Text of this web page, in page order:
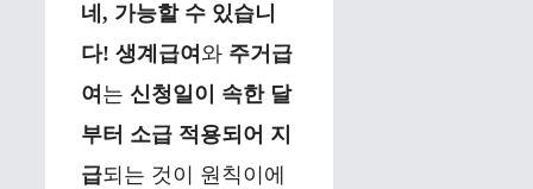
네, 가능할 수 있습니
다! 생계급여 와 주거급
여 는 신청일이 속한 달
부터 소급 적용되어 지
급되는 것이 원칙이에